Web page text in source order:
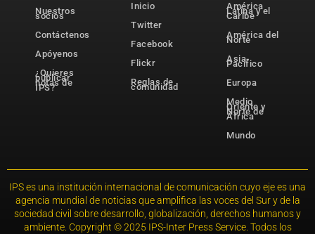
Nuestros
socios
Contáctenos
Apóyenos
¿Quieres
publicar
notas de
IPS?
Inicio
Twitter
Facebook
Flickr
Reglas de
comunidad
América
Latina y el
Caribe
América del
Norte
Asia-
Pacífico
Europa
Medio
Oriente y
Norte de
África
Mundo
IPS es una institución internacional de comunicación cuyo eje es una
agencia mundial de noticias que amplifica las voces del Sur y de la
sociedad civil sobre desarrollo, globalización, derechos humanos y
ambiente. Copyright © 2025 IPS-Inter Press Service. Todos los